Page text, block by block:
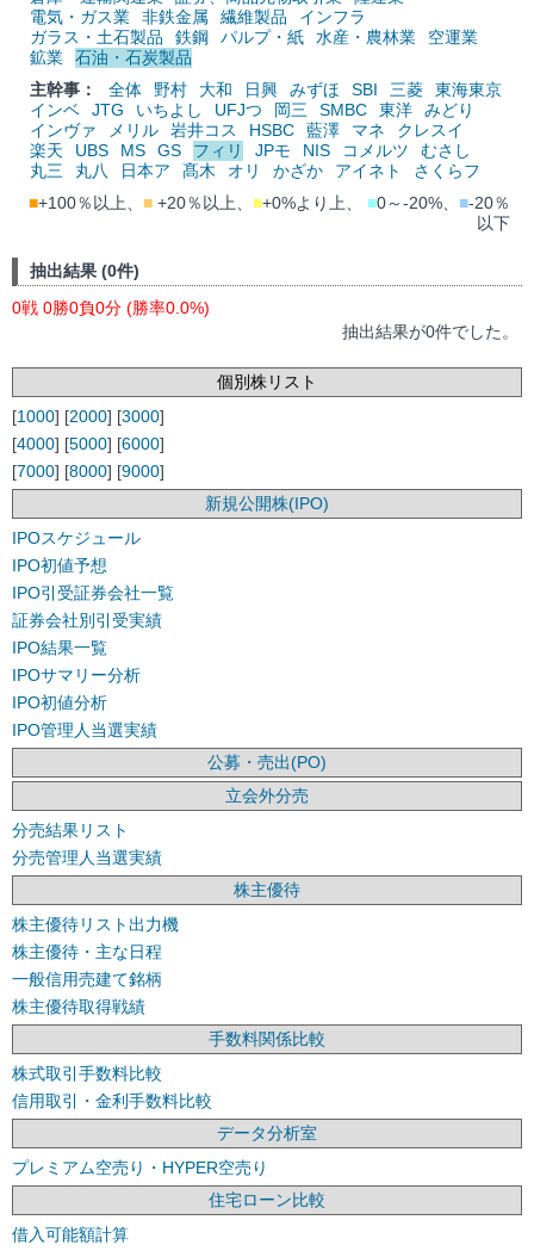
電気・ガス業
非鉄金属 繊維製品
インフラ
ガラス・土石製品
鉄鋼 パルプ・紙 水産・農林業
空運業
鉱業
石油・石炭製品
主幹事：
全体 野村 大和 日興 みずほ SBI 三菱
東海東京
インベ
JTG いちよし UFJつ 岡三 SMBC 東洋
みどり
インヴァ
メリル 岩井コス HSBC 藍澤 マネ
クレスイ
楽天
UBS MS GS フィリ JPモ NIS コメルツ
むさし
丸三
丸八 日本ア 髙木 オリ かざか アイネト
さくらフ
■+100％以上、 ■ +20％以上、 ■+0%より上、 ■0～-20%、 ■-20％
以下
抽出結果 (0件)
0戦 0勝0負0分 (勝率0.0%)
抽出結果が0件でした。
個別株リスト
[1000] [2000] [3000]
[4000] [5000] [6000]
[7000] [8000] [9000]
新規公開株(IPO)
IPOスケジュール
IPO初値予想
IPO引受証券会社一覧
証券会社別引受実績
IPO結果一覧
IPOサマリー分析
IPO初値分析
IPO管理人当選実績
公募・売出(PO)
立会外分売
分売結果リスト
分売管理人当選実績
株主優待
株主優待リスト出力機
株主優待・主な日程
一般信用売建て銘柄
株主優待取得戦績
手数料関係比較
株式取引手数料比較
信用取引・金利手数料比較
データ分析室
プレミアム空売り・HYPER空売り
住宅ローン比較
借入可能額計算